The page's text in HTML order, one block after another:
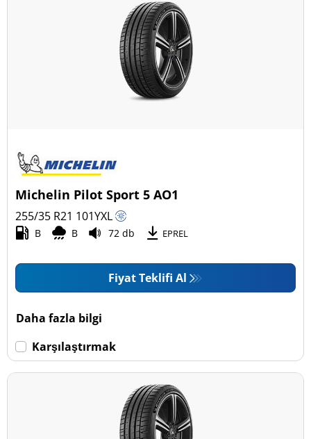
Michelin Pilot Sport 5 AO1
255/35 R21 101YXL
B B 72 db EPREL
Fiyat Teklifi Al
Daha fazla bilgi
Karşılaştırmak